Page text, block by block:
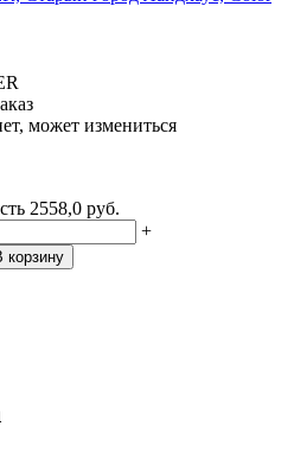
может измениться
2558,0 руб.
+
корзину